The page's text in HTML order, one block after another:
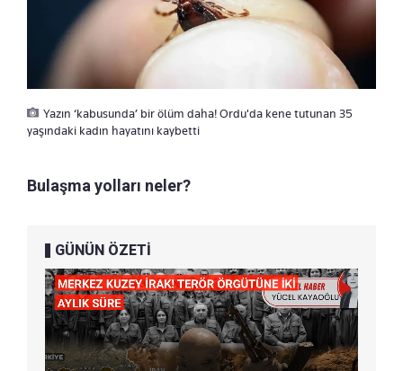
Yazın ‘kabusunda’ bir ölüm daha! Ordu'da kene tutunan 35
yaşındaki kadın hayatını kaybetti
Bulaşma yolları neler?
GÜNÜN ÖZETİ